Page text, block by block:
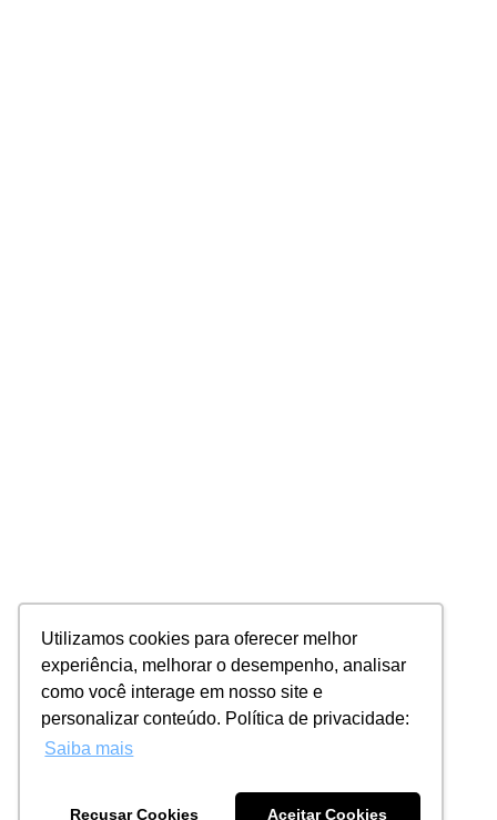
Utilizamos cookies para oferecer melhor
experiência, melhorar o desempenho, analisar
como você interage em nosso site e
personalizar conteúdo. Política de privacidade:
Saiba mais
Recusar Cookies Aceitar Cookies